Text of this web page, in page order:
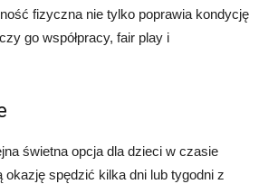
fizyczna nie tylko poprawia kondycję
go współpracy, fair play i
świetna opcja dla dzieci w czasie
okazję spędzić kilka dni lub tygodni z